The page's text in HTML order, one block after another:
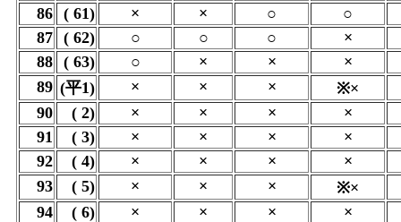
86 ( 61) × × ○
○
87 ( 62) ○ ○ ○
×
88 ( 63) ○ × ×
×
89 (平1) × × ×
※×
90
( 2) × × ×
×
91
( 3) × × ×
×
92
( 4) × × ×
×
93
( 5) × × ×
※×
94
( 6) × × ×
×